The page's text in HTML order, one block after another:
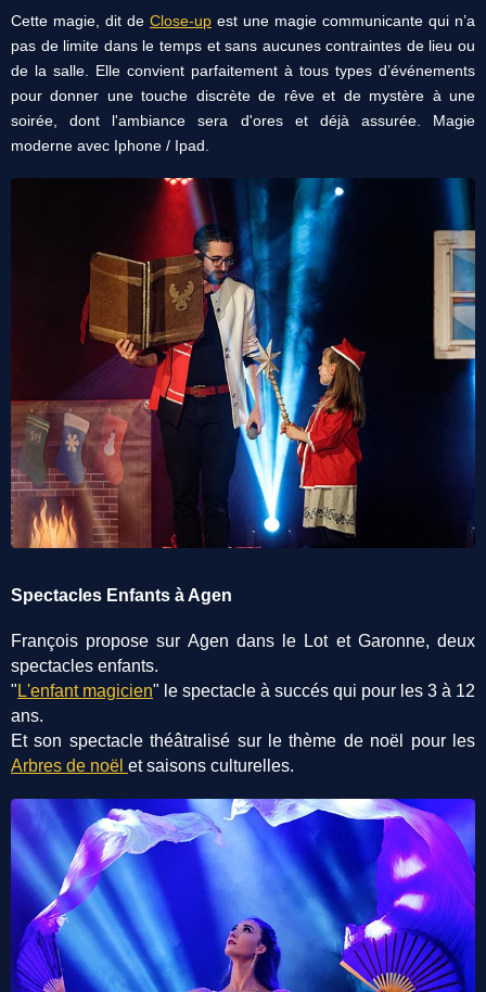
Cette magie, dit de Close-up est une magie communicante qui n’a
pas de limite dans le temps et sans aucunes contraintes de lieu ou
de la salle. Elle convient parfaitement à tous types d’événements
pour donner une touche discrète de rêve et de mystère à une
soirée, dont l'ambiance sera d'ores et déjà assurée. Magie
moderne avec Iphone / Ipad.
Spectacles Enfants à Agen
François propose sur Agen dans le Lot et Garonne, deux
spectacles enfants.
" L'enfant magicien" le spectacle à succés qui pour les 3 à 12
ans.
Et son spectacle théâtralisé sur le thème de noël pour les
Arbres de noël et saisons culturelles.